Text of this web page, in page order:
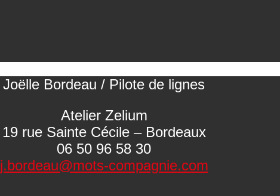
Joëlle Bordeau / Pilote de lignes
Atelier Zelium
19 rue Sainte Cécile – Bordeaux
06 50 96 58 30
j.bordeau@mots-compagnie.com